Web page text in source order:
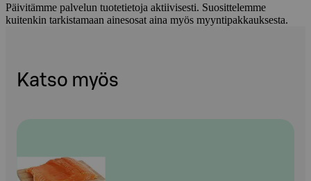
Päivitämme palvelun tuotetietoja aktiivisesti. Suosittelemme
kuitenkin tarkistamaan ainesosat aina myös myyntipakkauksesta.
Katso myös